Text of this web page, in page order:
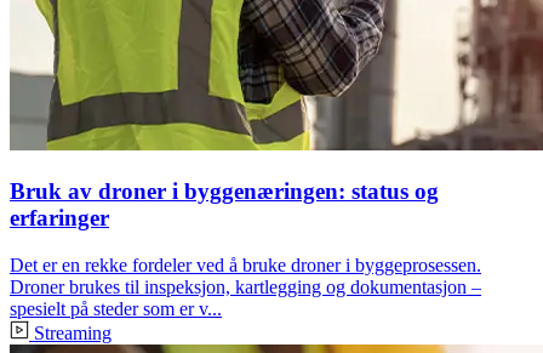
Bruk av droner i byggenæringen: status og
erfaringer
Det er en rekke fordeler ved å bruke droner i byggeprosessen.
Droner brukes til inspeksjon, kartlegging og dokumentasjon –
spesielt på steder som er v...
Streaming